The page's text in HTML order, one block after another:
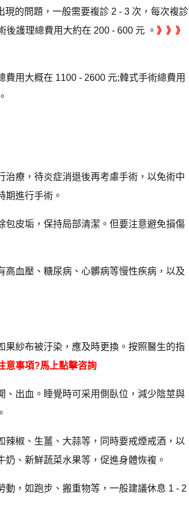
的問題，一般需要複診 2 - 3 次，每次複診
護理總費用大約在 200 - 600 元 。 》》》
用大概在 1100 - 2600 元;韓式手術總費用
療，待炎症消退後再考慮手術，以免術中
期進行手術。
皮垢，保持局部清潔。但要注意避免損傷
血壓、糖尿病、心髒病等慢性疾病，以及
紗布被汙染，應及時更換。按照醫生的指
意事項?馬上點擊咨詢
出血。睡覺時可采用側臥位，減少陰莖與
椒、生薑、大蒜等，同時要戒煙戒酒，以
、新鮮蔬菜水果等，促進身體恢複。
，如跑步、搬重物等，一般建議休息 1 - 2